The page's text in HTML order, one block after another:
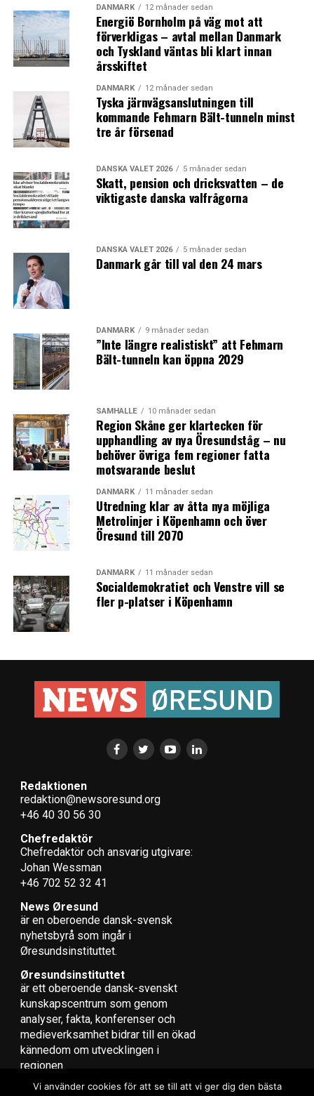
DANMARK 12 månader sedan
Energiö Bornholm på väg mot att
förverkligas – avtal mellan Danmark
och Tyskland väntas bli klart innan
årsskiftet
DANMARK 12 månader sedan
Tyska järnvägsanslutningen till
kommande Fehmarn Bält-tunneln minst
tre år försenad
DANSKA VALET 2026 5 månader sedan
Skatt, pension och dricksvatten – de
viktigaste danska valfrågorna
DANSKA VALET 2026 5 månader sedan
Danmark går till val den 24 mars
DANMARK 9 månader sedan
”Inte längre realistiskt” att Fehmarn
Bält-tunneln kan öppna 2029
SAMHÄLLE 10 månader sedan
Region Skåne ger klartecken för
upphandling av nya Öresundståg – nu
behöver övriga fem regioner fatta
motsvarande beslut
DANMARK 11 månader sedan
Utredning klar av åtta nya möjliga
Metrolinjer i Köpenhamn och över
Öresund till 2070
DANMARK 11 månader sedan
Socialdemokratiet och Venstre vill se
fler p-platser i Köpenhamn
Redaktionen
redaktion@newsoresund.org
+46 40 30 56 30
Chefredaktör
Chefredaktör och ansvarig utgivare:
Johan Wessman
+46 702 52 32 41
News Øresund
är en oberoende dansk-svensk
nyhets­byrå som ingår i
Øresundsinstituttet.
Øresundsinstituttet
är ett oberoende dansk-svenskt
kunskapscentrum som genom
analyser, fakta, konferenser och
medieverksamhet bidrar till en ökad
kännedom om utvecklingen i
regionen.
Vi använder cookies för att se till att vi ger dig den bästa